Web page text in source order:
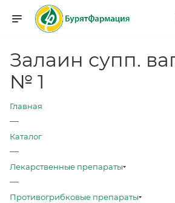
Залаин супп.
№ 1
Главная
—
Каталог
—
Лекарственные препараты
—
Противогрибковые препараты